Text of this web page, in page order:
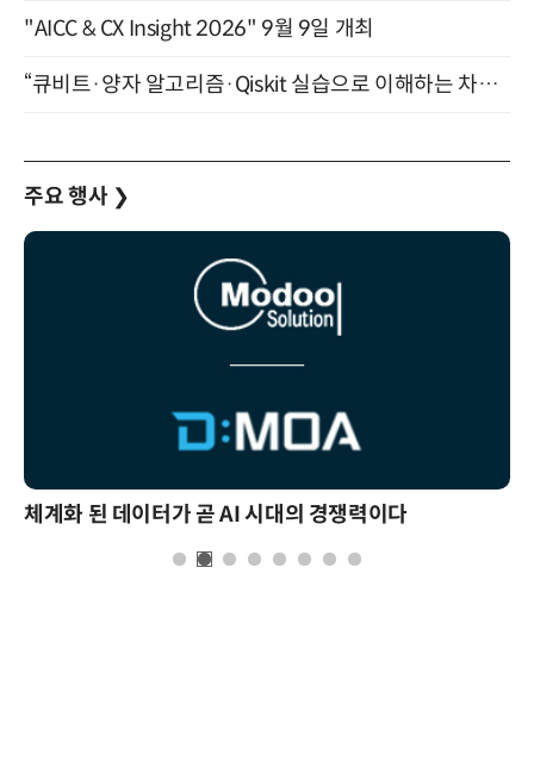
"AICC & CX Insight 2026" 9월 9일 개최
“큐비트·양자 알고리즘·Qiskit 실습으로 이해하는 차세대 컴퓨팅” (8/28)
주요 행사 ❯
체계화 된 데이터가 곧 AI 시대의 경쟁력이다